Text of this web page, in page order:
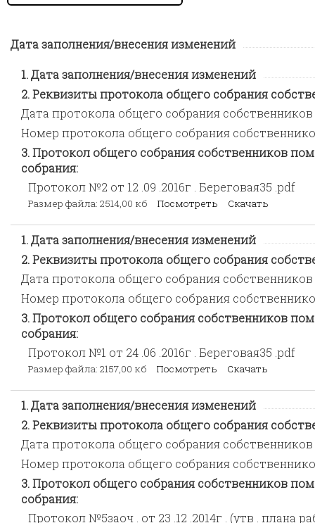
Дата заполнения/внесения изменений
Дата заполнения/внесения изменений
Реквизиты протокола общего собрания
Дата протокола общего собрания собственников
Номер протокола общего собрания
Протокол общего собрания собственников
собрания:
Протокол №2 от 12 .09 .2016г . Береговая35 .pdf
Размер файла: 2514,00 кб Посмотреть Скачать
Дата заполнения/внесения изменений
Реквизиты протокола общего собрания
Дата протокола общего собрания собственников
Номер протокола общего собрания
Протокол общего собрания собственников
собрания:
Протокол №1 от 24 .06 .2016г . Береговая35 .pdf
Размер файла: 2157,00 кб Посмотреть Скачать
Дата заполнения/внесения изменений
Реквизиты протокола общего собрания
Дата протокола общего собрания собственников
Номер протокола общего собрания
Протокол общего собрания собственников
собрания:
Протокол №5заоч . от 23 .12 .2014г . (утв . плана